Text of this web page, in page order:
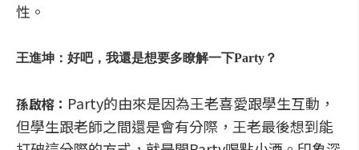
性。
王進坤：好吧，我還是想要多瞭解一下Party？
孫啟榕： Party的由來是因為王老喜愛跟學生互動，
但學生跟老師之間還是會有分際，王老最後想到能